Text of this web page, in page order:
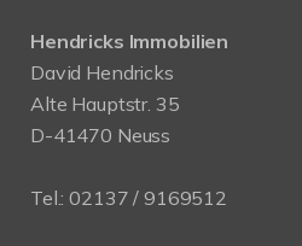
Hendricks Immobilien
David Hendricks
Alte Hauptstr. 35
D-41470 Neuss
Tel.: 02137 / 9169512